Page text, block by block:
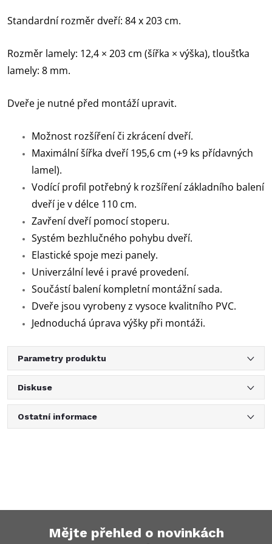
Standardní rozměr dveří: 84 x 203 cm.
Rozměr lamely: 12,4 × 203 cm (šířka × výška), tloušťka
lamely: 8 mm.
Dveře je nutné před montáží upravit.
Možnost rozšíření či zkrácení dveří.
Maximální šířka dveří 195,6 cm (+9 ks přídavných
lamel).
Vodící profil potřebný k rozšíření základního balení
dveří je v délce 110 cm.
Zavření dveří pomocí stoperu.
Systém bezhlučného pohybu dveří.
Elastické spoje mezi panely.
Univerzální levé i pravé provedení.
Součástí balení kompletní montážní sada.
Dveře jsou vyrobeny z vysoce kvalitního PVC.
Jednoduchá úprava výšky při montáži.
Parametry produktu
Diskuse
Ostatní informace
Mějte přehled o novinkách